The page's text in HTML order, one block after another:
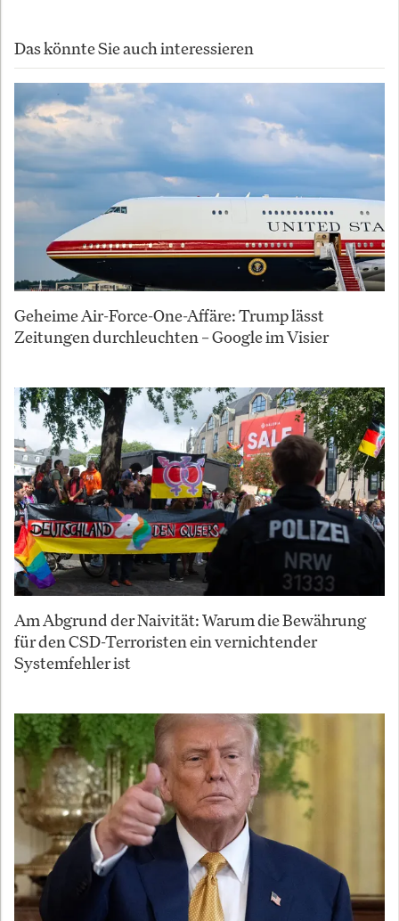
Das könnte Sie auch interessieren
Geheime Air-Force-One-Affäre: Trump lässt
Zeitungen durchleuchten – Google im Visier
Am Abgrund der Naivität: Warum die Bewährung
für den CSD-Terroristen ein vernichtender
Systemfehler ist